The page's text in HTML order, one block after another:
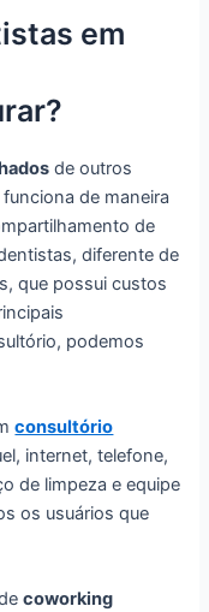
em
de outros
funciona de maneira
de
diferente de
que possui custos
podemos
consultório
internet, telefone,
de limpeza e equipe
os usuários que
coworking